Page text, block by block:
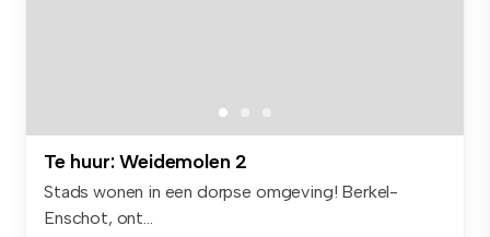
Te huur: Weidemolen 2
Stads wonen in een dorpse omgeving! Berkel-
Enschot, ont...